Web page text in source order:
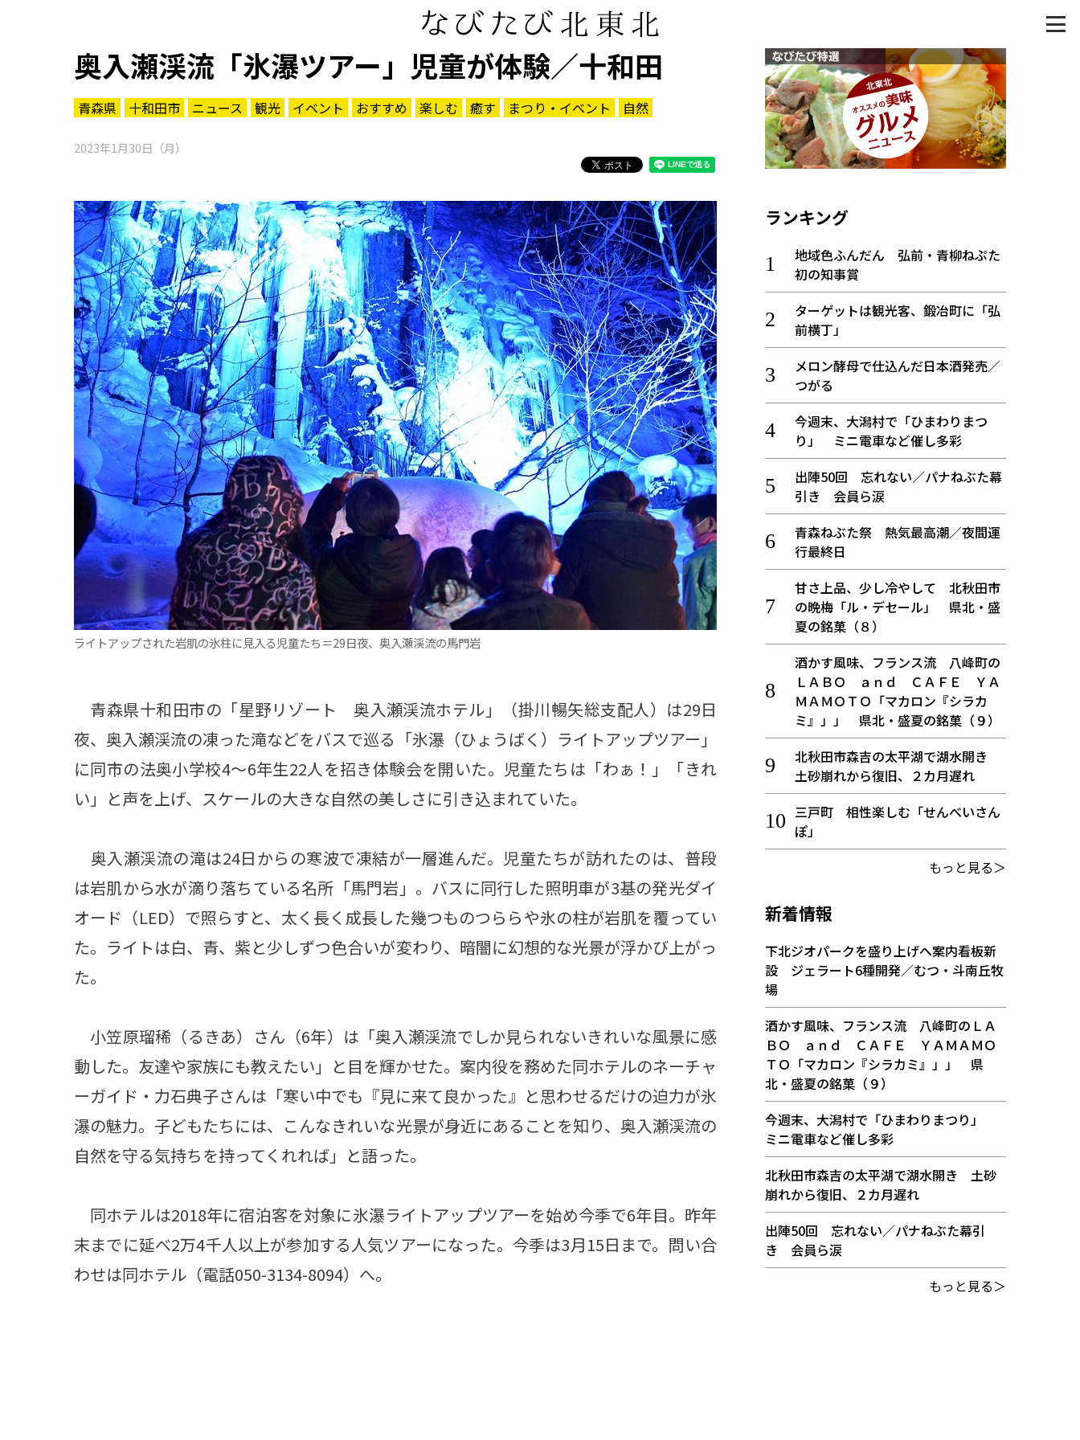
奥入瀬渓流「氷瀑ツアー」児童が体験／十和田
青森県 十和田市 ニュース 観光 イベント おすすめ 楽しむ 癒す まつり・イベント 自然
2023年1月30日（月）
ライトアップされた岩肌の氷柱に見入る児童たち＝29日夜、奥入瀬渓流の馬門岩
青森県十和田市の「星野リゾート 奥入瀬渓流ホテル」（掛川暢矢総支配人）は29日
夜、奥入瀬渓流の凍った滝などをバスで巡る「氷瀑（ひょうばく）ライトアップツアー」
に同市の法奥小学校4～6年生22人を招き体験会を開いた。児童たちは「わぁ！」「きれ
い」と声を上げ、スケールの大きな自然の美しさに引き込まれていた。
奥入瀬渓流の滝は24日からの寒波で凍結が一層進んだ。児童たちが訪れたのは、普段
は岩肌から水が滴り落ちている名所「馬門岩」。バスに同行した照明車が3基の発光ダイ
オード（LED）で照らすと、太く長く成長した幾つものつららや氷の柱が岩肌を覆ってい
た。ライトは白、青、紫と少しずつ色合いが変わり、暗闇に幻想的な光景が浮かび上がっ
た。
小笠原瑠稀（るきあ）さん（6年）は「奥入瀬渓流でしか見られないきれいな風景に感
動した。友達や家族にも教えたい」と目を輝かせた。案内役を務めた同ホテルのネーチャ
ーガイド・力石典子さんは「寒い中でも『見に来て良かった』と思わせるだけの迫力が氷
瀑の魅力。子どもたちには、こんなきれいな光景が身近にあることを知り、奥入瀬渓流の
自然を守る気持ちを持ってくれれば」と語った。
同ホテルは2018年に宿泊客を対象に氷瀑ライトアップツアーを始め今季で6年目。昨年
末までに延べ2万4千人以上が参加する人気ツアーになった。今季は3月15日まで。問い合
わせは同ホテル（電話050-3134-8094）へ。
ランキング
地域色ふんだん 弘前・青柳ねぷた
初の知事賞
ターゲットは観光客、鍛冶町に「弘
前横丁」
メロン酵母で仕込んだ日本酒発売／
つがる
今週末、大潟村で「ひまわりまつ
り」 ミニ電車など催し多彩
出陣50回 忘れない／パナねぶた幕
引き 会員ら涙
青森ねぶた祭 熱気最高潮／夜間運
行最終日
甘さ上品、少し冷やして 北秋田市
の晩梅「ル・デセール」 県北・盛
夏の銘菓（８）
酒かす風味、フランス流 八峰町の
ＬＡＢＯ ａｎｄ ＣＡＦＥ ＹＡ
ＭＡＭＯＴＯ「マカロン『シラカ
ミ』」」 県北・盛夏の銘菓（９）
北秋田市森吉の太平湖で湖水開き
土砂崩れから復旧、２カ月遅れ
三戸町 相性楽しむ「せんべいさん
ぽ」
もっと見る＞
新着情報
下北ジオパークを盛り上げへ案内看板新
設 ジェラート6種開発／むつ・斗南丘牧
場
酒かす風味、フランス流 八峰町のＬＡ
ＢＯ ａｎｄ ＣＡＦＥ ＹＡＭＡＭＯ
ＴＯ「マカロン『シラカミ』」」 県
北・盛夏の銘菓（９）
今週末、大潟村で「ひまわりまつり」
ミニ電車など催し多彩
北秋田市森吉の太平湖で湖水開き 土砂
崩れから復旧、２カ月遅れ
出陣50回 忘れない／パナねぶた幕引
き 会員ら涙
もっと見る＞
パワースポット
まつり・イベント
おみやげ・特産
道の駅・産直
アウトドア・レジャー